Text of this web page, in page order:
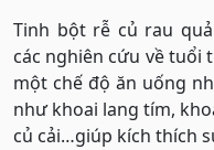
Tinh bột rễ củ rau
các nghiên cứu về tuổi
một chế độ ăn uống
như khoai lang tím,
củ cải…giúp kích thích